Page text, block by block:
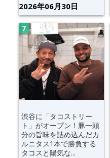
2026年06月30日
渋谷に「タコストリー
ト」がオープン！豚一頭
分の旨味を詰め込んだカ
ルニタス1本で勝負する
タコスと陽気な...